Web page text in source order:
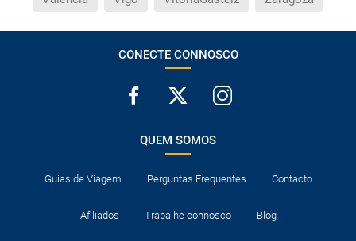
CONECTE CONNOSCO
QUEM SOMOS
Guias de Viagem Perguntas Frequentes Contacto
Afiliados Trabalhe connosco Blog